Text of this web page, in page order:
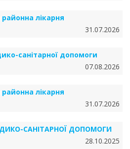
лікарня
31.07.2026
санітарної допомоги
07.08.2026
лікарня
31.07.2026
САНІТАРНОЇ ДОПОМОГИ
28.10.2025